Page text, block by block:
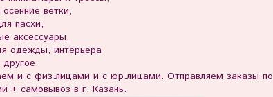
ветки,
пасхи,
аксессуары,
одежды, интерьера
и с физ.лицами и с юр.лицами. Отправляем заказы по
+ самовывоз в г. Казань.